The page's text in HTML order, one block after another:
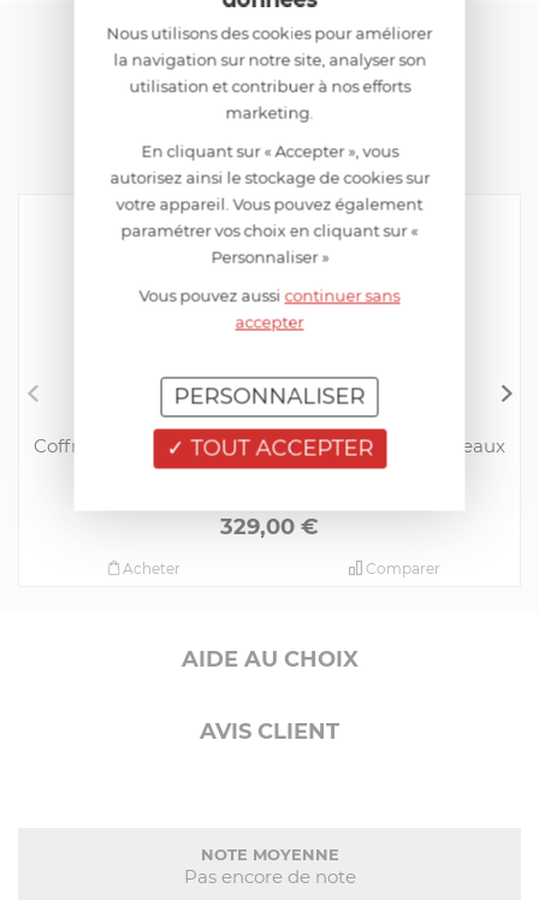
FRANCIS BATT RECOMMANDE
COLLECTION "COLLECTION
NEWBRIDGE"
FRANCIS BATT
Coffret de 24 pièces Newbridge Ivoire 2018 couteaux
lames françaises à dents
329,00 €
Comparer
Acheter
AIDE AU CHOIX
AVIS CLIENT
NOTE MOYENNE
Pas encore de note
Nous utilisons des cookies pour améliorer
la navigation sur notre site, analyser son
utilisation et contribuer à nos efforts
marketing.
En cliquant sur « Accepter », vous
autorisez ainsi le stockage de cookies sur
votre appareil. Vous pouvez également
paramétrer vos choix en cliquant sur «
Personnaliser »
Vous pouvez aussicontinuer sans
accepter
TOUT ACCEPTER
PERSONNALISER